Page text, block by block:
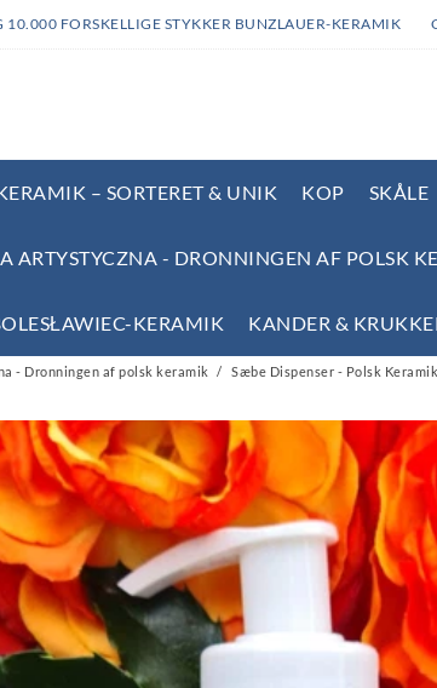
FORSKELLIGE STYKKER BUNZLAUER-KERAMIK
– SORTERET & UNIK KOP SKÅLE
ARTYSTYCZNA - DRONNINGEN AF POLSK
KERAMIK KANDER &
- Dronningen af polsk keramik Sæbe Dispenser - Polsk Keramik